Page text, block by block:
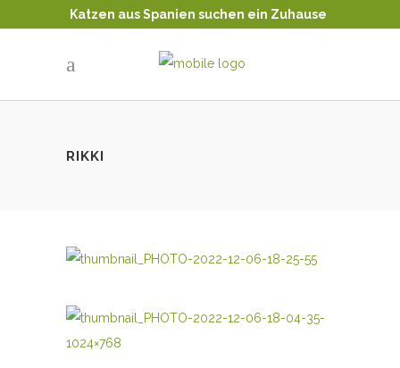
Katzen aus Spanien suchen ein Zuhause
RIKKI